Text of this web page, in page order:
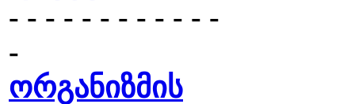
- - - - - - - - - - - -
-
ორგანიზმის